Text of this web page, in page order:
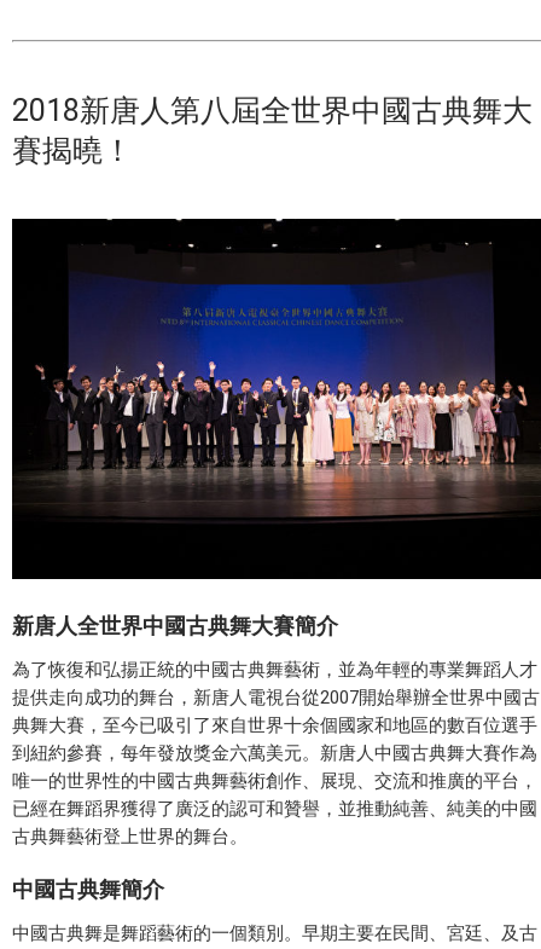
2018新唐人第八屆全世界中國古典舞大
賽揭曉！
新唐人全世界中國古典舞大賽簡介
為了恢復和弘揚正統的中國古典舞藝術，並為年輕的專業舞蹈人才
提供走向成功的舞台，新唐人電視台從2007開始舉辦全世界中國古
典舞大賽，至今已吸引了來自世界十余個國家和地區的數百位選手
到紐約參賽，每年發放獎金六萬美元。新唐人中國古典舞大賽作為
唯一的世界性的中國古典舞藝術創作、展現、交流和推廣的平台，
已經在舞蹈界獲得了廣泛的認可和贊譽，並推動純善、純美的中國
古典舞藝術登上世界的舞台。
中國古典舞簡介
中國古典舞是舞蹈藝術的一個類別。早期主要在民間、宮廷、及古